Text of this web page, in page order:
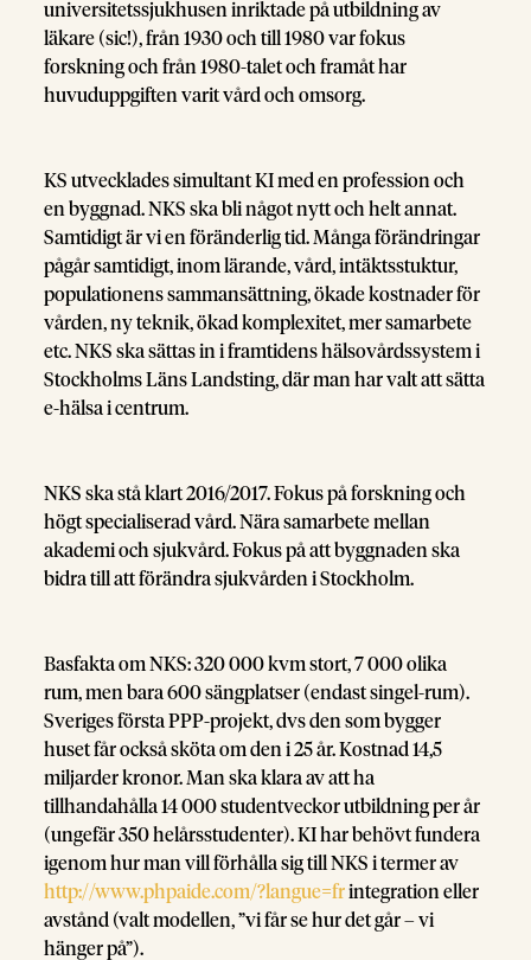
universitetssjukhusen inriktade på utbildning av
läkare (sic!), från 1930 och till 1980 var fokus
forskning och från 1980-talet och framåt har
huvuduppgiften varit vård och omsorg.
KS utvecklades simultant KI med en profession och
en byggnad. NKS ska bli något nytt och helt annat.
Samtidigt är vi en föränderlig tid. Många förändringar
pågår samtidigt, inom lärande, vård, intäktsstuktur,
populationens sammansättning, ökade kostnader för
vården, ny teknik, ökad komplexitet, mer samarbete
etc. NKS ska sättas in i framtidens hälsovårdssystem i
Stockholms Läns Landsting, där man har valt att sätta
e-hälsa i centrum.
NKS ska stå klart 2016/2017. Fokus på forskning och
högt specialiserad vård. Nära samarbete mellan
akademi och sjukvård. Fokus på att byggnaden ska
bidra till att förändra sjukvården i Stockholm.
Basfakta om NKS: 320 000 kvm stort, 7 000 olika
rum, men bara 600 sängplatser (endast singel-rum).
Sveriges första PPP-projekt, dvs den som bygger
huset får också sköta om den i 25 år. Kostnad 14,5
miljarder kronor. Man ska klara av att ha
tillhandahålla 14 000 studentveckor utbildning per år
(ungefär 350 helårsstudenter). KI har behövt fundera
igenom hur man vill förhålla sig till NKS i termer av
http://www.phpaide.com/?langue=frintegration eller
avstånd (valt modellen, ”vi får se hur det går – vi
hänger på”).